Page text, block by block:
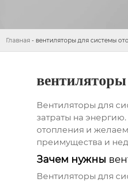
Главная - вентиляторы для системы
Вентиляторы для
затраты на
отопления и
преимущества и
Зачем нужны
Вентиляторы для